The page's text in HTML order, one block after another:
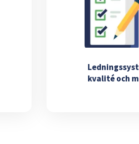
kvalité och